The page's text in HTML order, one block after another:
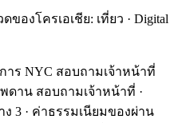
องโครเอเชีย: เที่ยว · Digital
าร NYC สอบถามเจ้าหน้าที่
ดาน สอบถามเจ้าหน้าที่ ·
3 · ค่าธรรมเนียมของผ่าน